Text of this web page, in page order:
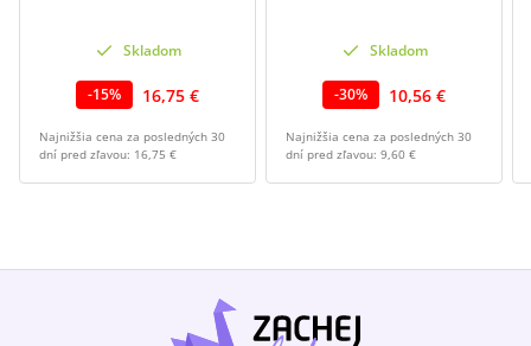
Skladom
-15% 16,75 €
Najnižšia cena za posledných 30
dní pred zľavou: 16,75 €
Skladom
-30% 10,56 €
Najnižšia cena za posledných 30
dní pred zľavou: 9,60 €